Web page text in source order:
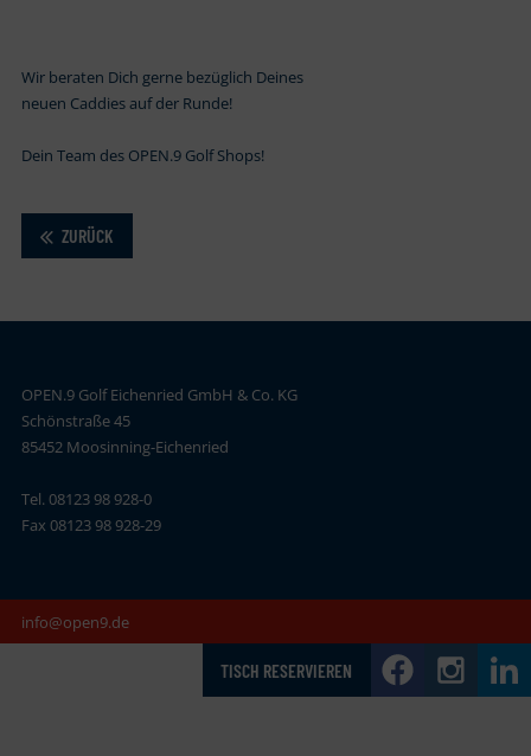
Wir beraten Dich gerne bezüglich Deines
neuen Caddies auf der Runde!
Dein Team des OPEN.9 Golf Shops!
ZURÜCK
OPEN.9 Golf Eichenried GmbH & Co. KG
Schönstraße 45
85452 Moosinning-Eichenried
Tel. 08123 98 928-0
Fax 08123 98 928-29
info@open9.de
TISCH RESERVIEREN